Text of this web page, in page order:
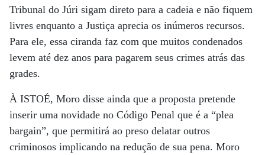
Tribunal do Júri sigam direto para a cadeia e não fiquem
livres enquanto a Justiça aprecia os inúmeros recursos.
Para ele, essa ciranda faz com que muitos condenados
levem até dez anos para pagarem seus crimes atrás das
grades.
À ISTOÉ, Moro disse ainda que a proposta pretende
inserir uma novidade no Código Penal que é a “plea
bargain”, que permitirá ao preso delatar outros
criminosos implicando na redução de sua pena. Moro